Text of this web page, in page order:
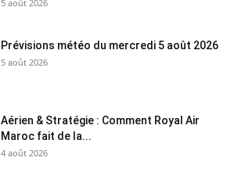
5 août 2026
Prévisions météo du mercredi 5 août 2026
5 août 2026
Aérien & Stratégie : Comment Royal Air
Maroc fait de la...
4 août 2026